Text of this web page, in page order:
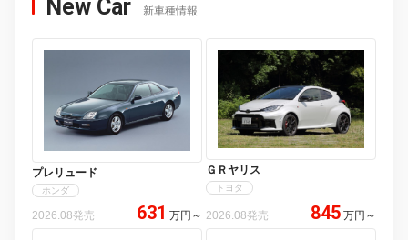
New Car 新車種情報
プレリュード
ホンダ
2026.08発売 631 万円 ～
ＧＲヤリス
トヨタ
2026.08発売 845 万円 ～